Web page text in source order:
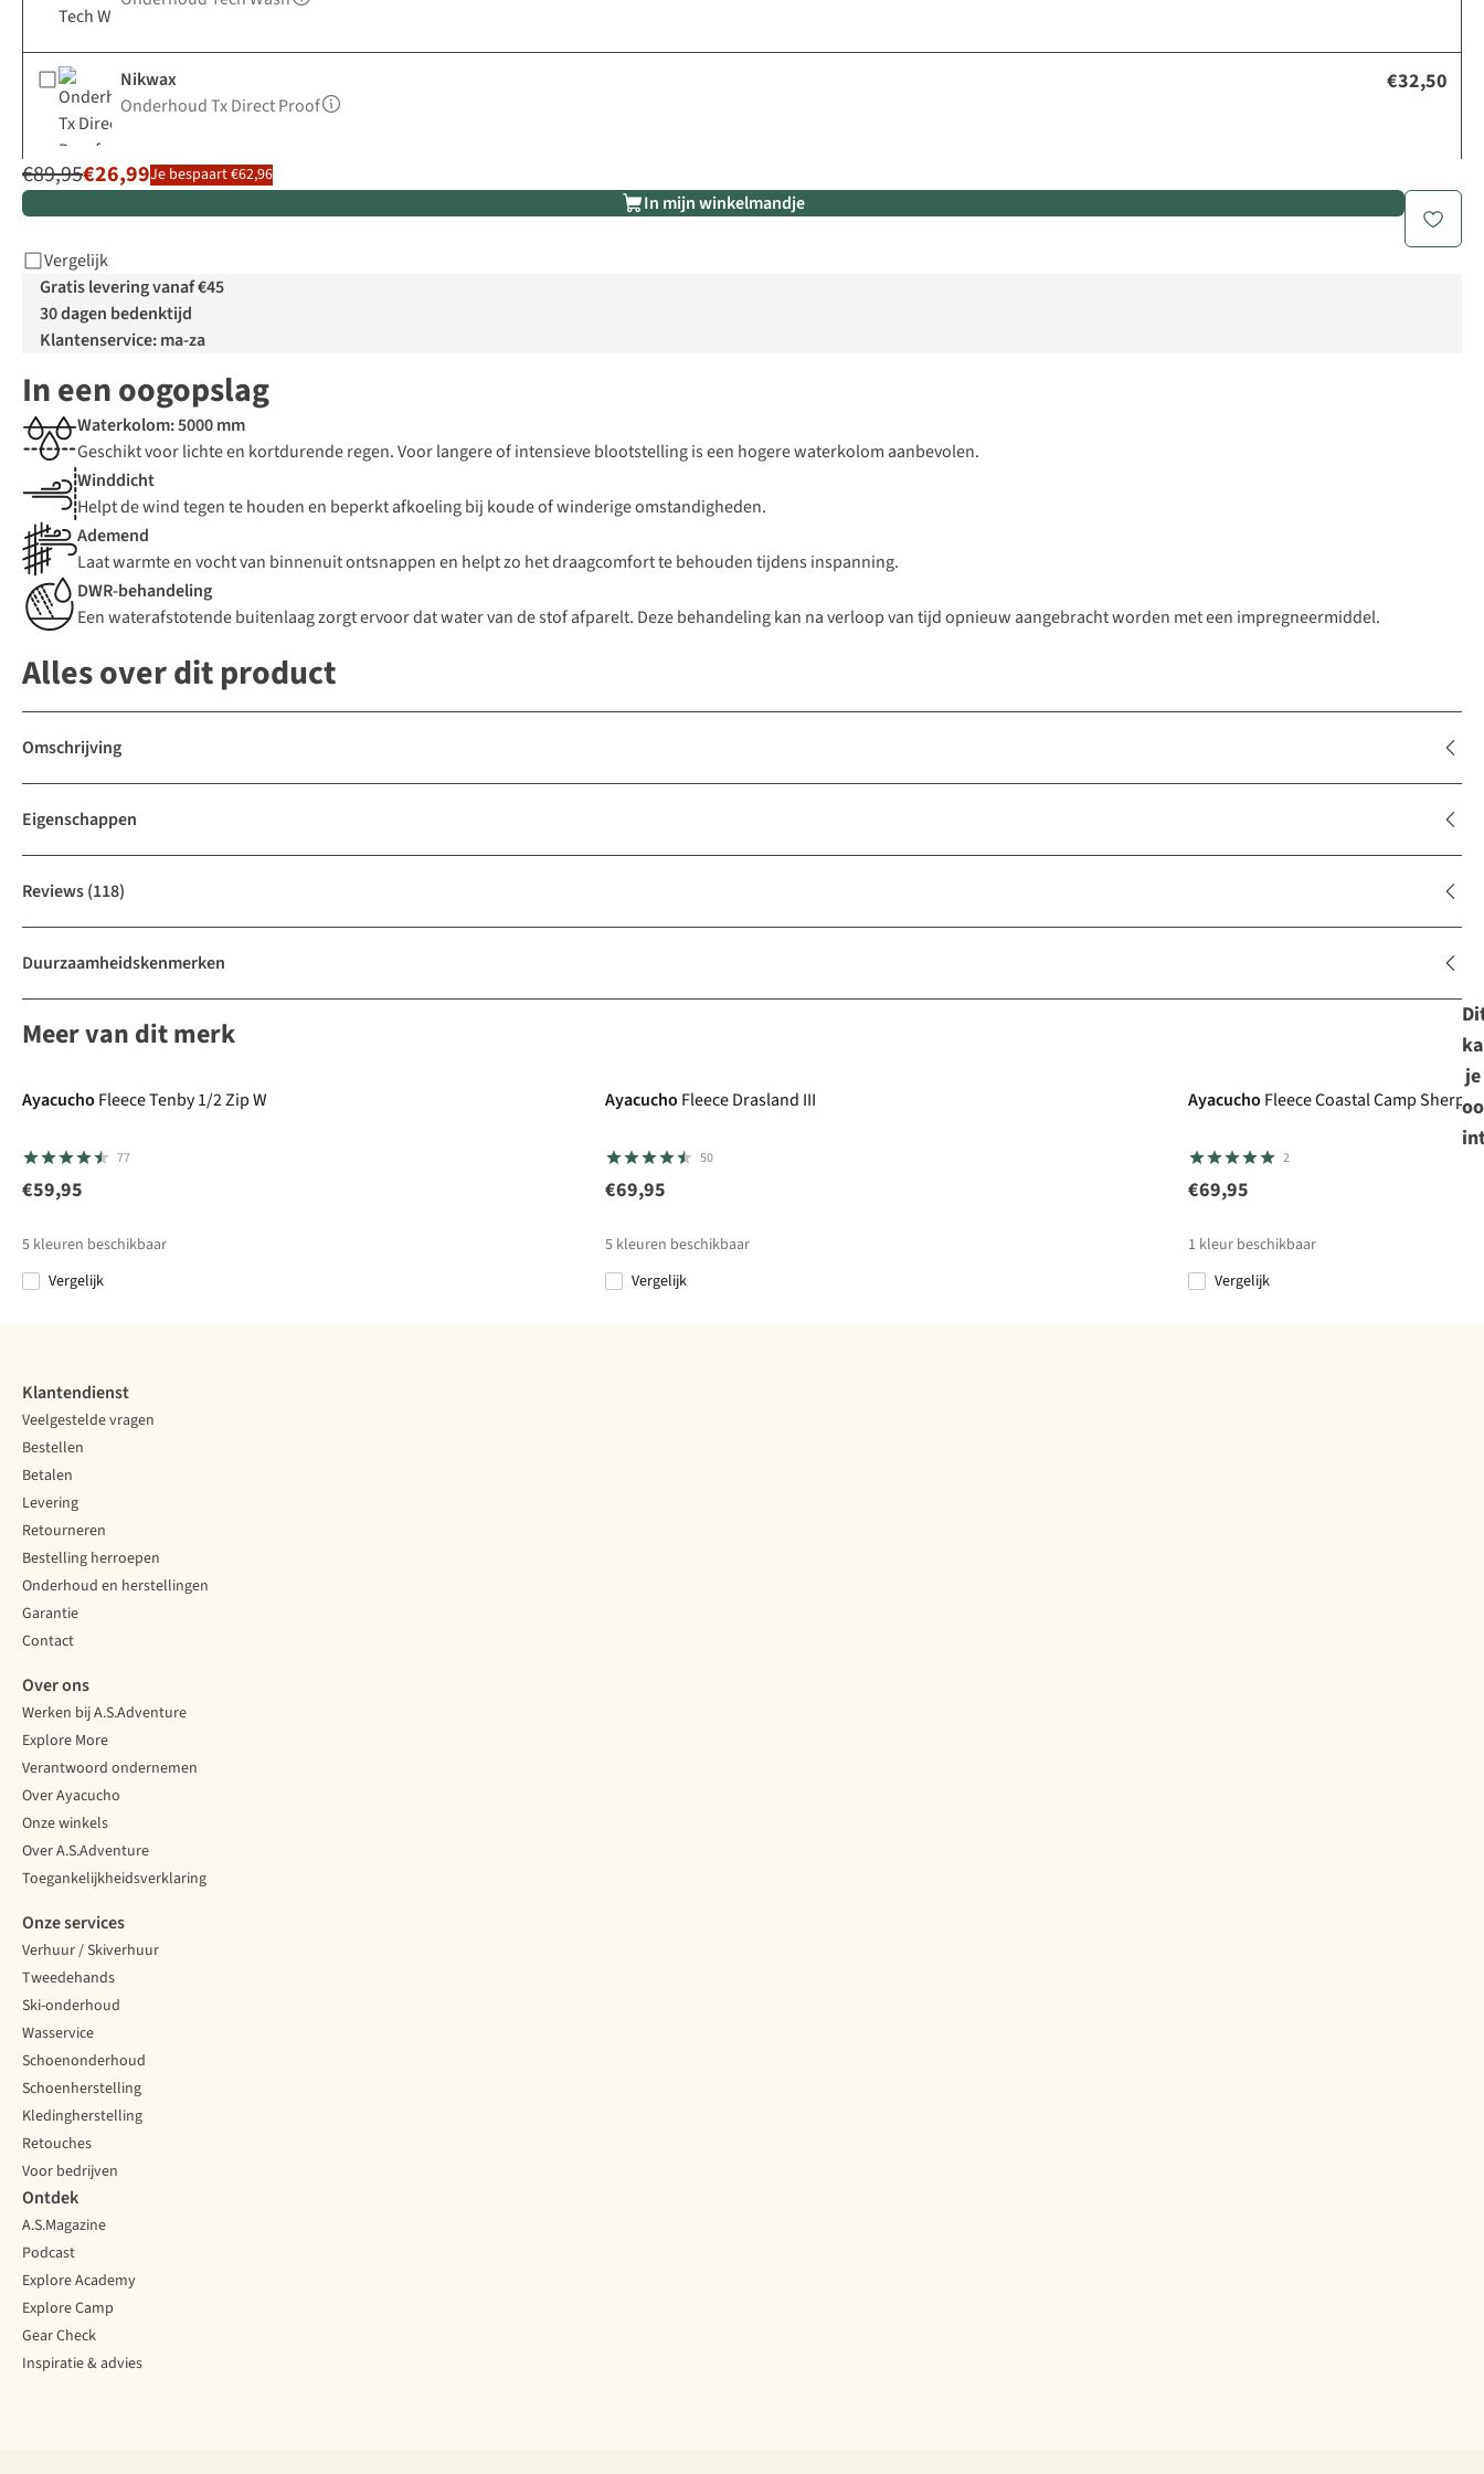
Nikwax
Onderhoud Tx Direct Proof
€32,50
€89,95€26,99Je bespaart €62,96
In mijn winkelmandje
Vergelijk
Gratis levering vanaf €45
30 dagen bedenktijd
Klantenservice: ma-za
In een oogopslag
Waterkolom: 5000 mm
Geschikt voor lichte en kortdurende regen. Voor langere of intensieve blootstelling is een hogere waterkolom aanbevolen.
Winddicht
Helpt de wind tegen te houden en beperkt afkoeling bij koude of winderige omstandigheden.
Ademend
Laat warmte en vocht van binnenuit ontsnappen en helpt zo het draagcomfort te behouden tijdens inspanning.
DWR-behandeling
Een waterafstotende buitenlaag zorgt ervoor dat water van de stof afparelt. Deze behandeling kan na verloop van tijd opnieuw aangebracht worden met een impregneermiddel.
Alles over dit product
Omschrijving
Eigenschappen
Reviews(118)
Duurzaamheidskenmerken
Meer van dit merk
Ayacucho Fleece Tenby 1/2 Zip W
77
€59,95
5 kleuren beschikbaar
%
Vergelijk
Ayacucho Fleece Drasland III
50
€69,95
5 kleuren beschikbaar
%
Vergelijk
Ayacucho Fleece Coastal Camp Sherpa
2
€69,95
1 kleur beschikbaar
Vergelijk
je
Klantendienst
Veelgestelde vragen
Bestellen
Betalen
Levering
Retourneren
Bestelling herroepen
Onderhoud en herstellingen
Garantie
Contact
Over ons
Werken bij A.S.Adventure
Explore More
Verantwoord ondernemen
Over Ayacucho
Onze winkels
Over A.S.Adventure
Toegankelijkheidsverklaring
Onze services
Verhuur / Skiverhuur
Tweedehands
Ski-onderhoud
Wasservice
Schoenonderhoud
Schoenherstelling
Kledingherstelling
Retouches
Voor bedrijven
Ontdek
A.S.Magazine
Podcast
Explore Academy
Explore Camp
Gear Check
Inspiratie & advies